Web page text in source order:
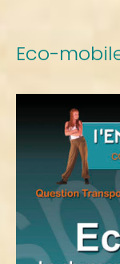
Eco-